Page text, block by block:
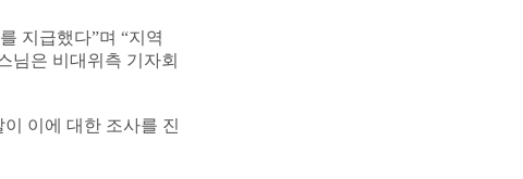
지급했다”며 “지역
님은 비대위측 기자회
이에 대한 조사를 진